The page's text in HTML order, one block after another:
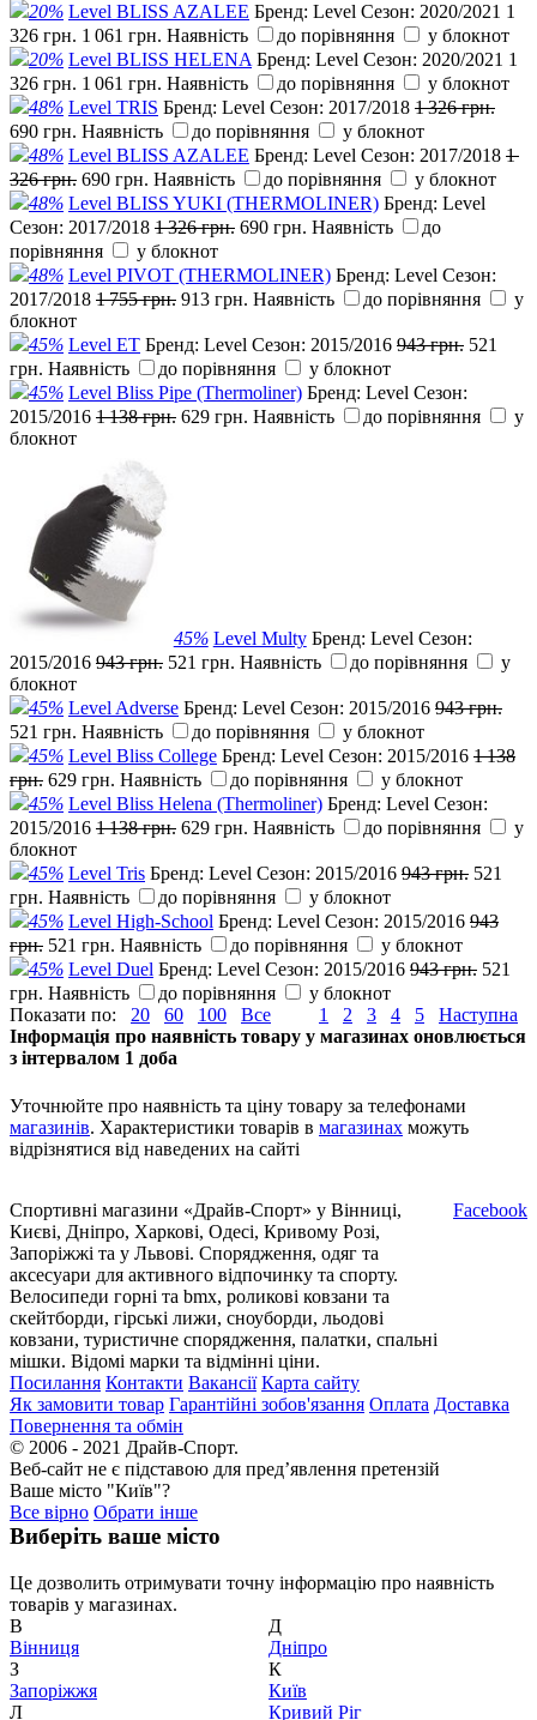
20% Level BLISS AZALEE Бренд: Level Сезон: 2020/2021 1
326 грн. 1 061 грн. Наявність до порівняння
у блокнот
20% Level BLISS HELENA Бренд: Level Сезон: 2020/2021 1
326 грн. 1 061 грн. Наявність до порівняння
у блокнот
48% Level TRIS Бренд: Level Сезон: 2017/2018 1 326 грн.
690 грн. Наявність до порівняння
у блокнот
48% Level BLISS AZALEE Бренд: Level Сезон: 2017/2018 1
326 грн. 690 грн. Наявність до порівняння
у блокнот
48% Level BLISS YUKI (THERMOLINER) Бренд: Level
Сезон: 2017/2018 1 326 грн. 690 грн. Наявність
до
порівняння
у блокнот
48% Level PIVOT (THERMOLINER) Бренд: Level Сезон:
2017/2018 1 755 грн. 913 грн. Наявність до порівняння
у
блокнот
45% Level ET Бренд: Level Сезон: 2015/2016 943 грн. 521
грн. Наявність до порівняння
у блокнот
45% Level Bliss Pipe (Thermoliner) Бренд: Level Сезон:
2015/2016 1 138 грн. 629 грн. Наявність до порівняння
у
блокнот
45% Level Multy Бренд: Level Сезон:
2015/2016 943 грн. 521 грн. Наявність до порівняння
у
блокнот
45% Level Adverse Бренд: Level Сезон: 2015/2016 943 грн.
521 грн. Наявність до порівняння
у блокнот
45% Level Bliss College Бренд: Level Сезон: 2015/2016 1 138
грн. 629 грн. Наявність до порівняння
у блокнот
45% Level Bliss Helena (Thermoliner) Бренд: Level Сезон:
2015/2016 1 138 грн. 629 грн. Наявність до порівняння
у
блокнот
45% Level Tris Бренд: Level Сезон: 2015/2016 943 грн. 521
грн. Наявність до порівняння
у блокнот
45% Level High-School Бренд: Level Сезон: 2015/2016 943
грн. 521 грн. Наявність до порівняння
у блокнот
45% Level Duel Бренд: Level Сезон: 2015/2016 943 грн. 521
грн. Наявність до порівняння
у блокнот
Показати по: 20 60 100 Все 1 2 3 4 5
Наступна
Інформація про наявність товару у магазинах оновлюється
з інтервалом 1 доба
Уточнюйте про наявність та ціну товару за телефонами
магазинів. Характеристики товарів в магазинах можуть
відрізнятися від наведених на сайті
Спортивні магазини «Драйв-Спорт» у Вінниці,
Києві, Дніпро, Харкові, Одесі, Кривому Розі,
Запоріжжі та у Львові. Спорядження, одяг та
аксесуари для активного відпочинку та спорту.
Велосипеди горні та bmx, роликові ковзани та
скейтборди, гірські лижи, сноуборди, льодові
ковзани, туристичне спорядження, палатки, спальні
мішки. Відомі марки та відмінні ціни.
Facebook
Посилання Контакти Вакансії Карта сайту
Як замовити товар Гарантійні зобов'язання Оплата Доставка
Повернення та обмін
© 2006 - 2021 Драйв-Спорт.
Веб-сайт не є підставою для пред’явлення претензій
Ваше місто "Київ"?
Все вірно Обрати інше
Виберіть ваше місто
Це дозволить отримувати точну інформацію про наявність
товарів у магазинах.
В
Вiнниця
З
Запоріжжя
Л
Д
Дніпро
К
Київ
Кривий Ріг